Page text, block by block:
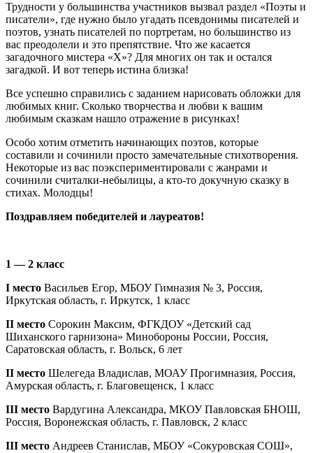
Трудности у большинства участников вызвал раздел «Поэты и
писатели», где нужно было угадать псевдонимы писателей и
поэтов, узнать писателей по портретам, но большинство из
вас преодолели и это препятствие. Что же касается
загадочного мистера «Х»? Для многих он так и остался
загадкой. И вот теперь истина близка!
Все успешно справились с заданием нарисовать обложки для
любимых книг. Сколько творчества и любви к вашим
любимым сказкам нашло отражение в рисунках!
Особо хотим отметить начинающих поэтов, которые
составили и сочинили просто замечательные стихотворения.
Некоторые из вас поэкспериментировали с жанрами и
сочинили считалки-небылицы, а кто-то докучную сказку в
стихах. Молодцы!
Поздравляем победителей и лауреатов!
1 — 2 класс
I место Васильев Егор, МБОУ Гимназия № 3, Россия,
Иркутская область, г. Иркутск, 1 класс
II место Сорокин Максим, ФГКДОУ «Детский сад
Шиханского гарнизона» Минобороны России, Россия,
Саратовская область, г. Вольск, 6 лет
II место Шелегеда Владислав, МОАУ Прогимназия, Россия,
Амурская область, г. Благовещенск, 1 класс
III место Вардугина Александра, МКОУ Павловская БНОШ,
Россия, Воронежская область, г. Павловск, 2 класс
III место Андреев Станислав, МБОУ «Сокуровская СОШ»,